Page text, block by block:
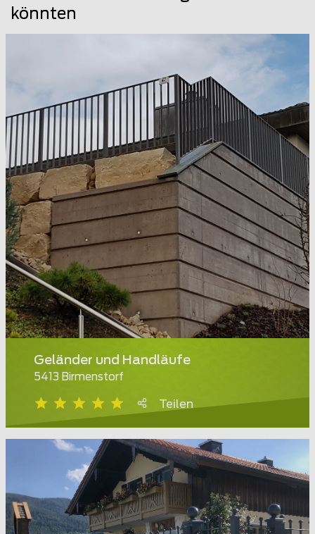
könnten
Geländer und Handläufe
5413 Birmenstorf
Teilen